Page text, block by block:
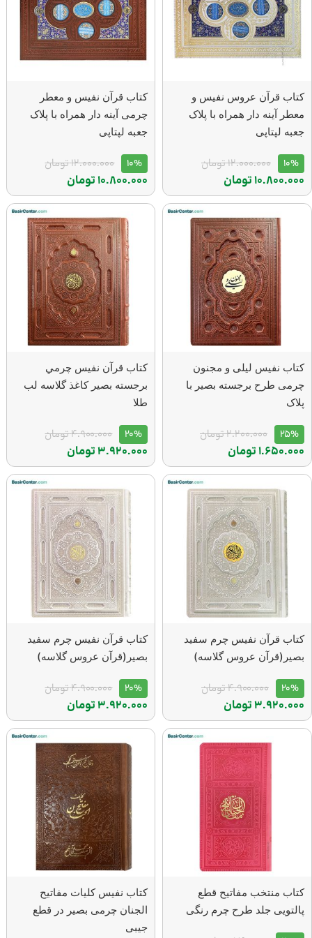
کتاب قرآن عروس نفیس و
معطر آینه دار همراه با پلاک
جعبه لپتاپی
10%
12.000.000تومان
10.800.000تومان
کتاب قرآن نفیس و معطر
چرمی آینه دار همراه با پلاک
جعبه لپتاپی
10%
12.000.000تومان
10.800.000تومان
کتاب نفیس لیلی و مجنون
چرمی طرح برجسته بصیر با
پلاک
25%
2.200.000تومان
1.650.000تومان
کتاب قرآن نفيس چرمي
برجسته بصير كاغذ گلاسه لب
طلا
20%
4.900.000تومان
3.920.000تومان
كتاب قرآن نفيس چرم سفيد
بصير(قرآن عروس گلاسه)
20%
4.900.000تومان
3.920.000تومان
كتاب قرآن نفيس چرم سفيد
بصير(قرآن عروس گلاسه)
20%
4.900.000تومان
3.920.000تومان
کتاب منتخب مفاتیح قطع
پالتویی جلد طرح چرم رنگی
کتاب نفیس کلیات مفاتیح
الجنان چرمی بصیر در قطع
جیبی